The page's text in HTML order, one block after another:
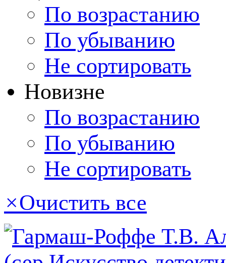
По возрастанию
По убыванию
Не сортировать
Новизне
По возрастанию
По убыванию
Не сортировать
×Очистить все